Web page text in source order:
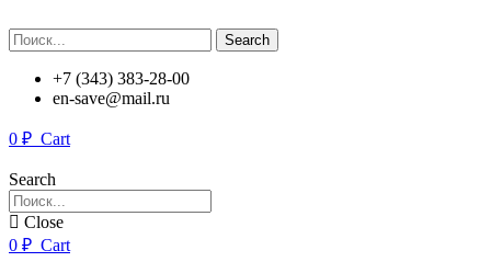
Search
+7 (343) 383-28-00
en-save@mail.ru
0 ₽ Cart
Search
Close
0 ₽ Cart